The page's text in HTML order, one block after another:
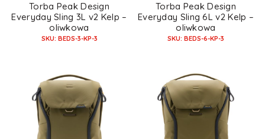
Torba Peak Design
Everyday Sling 3L v2 Kelp –
oliwkowa
SKU: BEDS-3-KP-3
Torba Peak Design
Everyday Sling 6L v2 Kelp –
oliwkowa
SKU: BEDS-6-KP-3